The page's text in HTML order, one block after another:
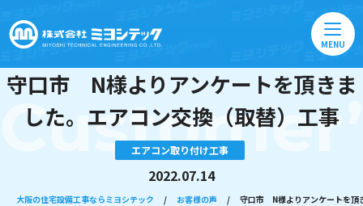
MENU
守口市 N様よりアンケートを頂きま
した。エアコン交換（取替）工事
エアコン取り付け工事
2022.07.14
大阪の住宅設備工事ならミヨシテック / お客様の声 / 守口市 N様よりアンケートを頂